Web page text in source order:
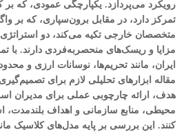
رویکرد می‌پردازد. یکپارچگی عمودی، که بر
تمرکز دارد، در مقابل برون‌سپاری، که بر
متخصصان خارجی تکیه می‌کند، دو
مزایا و ریسک‌های منحصربه‌فردی دارند. با
ایران، مانند تحریم‌ها، نوسانات ارزی و
مقاله ابزارهای تحلیلی لازم برای
هدف، ارائه چارچوبی عملی برای مدیران
محیطی، منابع سازمانی و اهداف بلندمدت،
کنند. این بررسی بر پایه مدل‌های کلاسیک